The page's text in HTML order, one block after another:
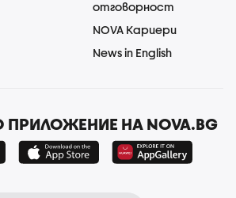
отговорност
NOVA Кариери
News in English
НА NOVA.BG